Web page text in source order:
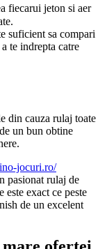
fiecarui jeton si aer
suficient sa compari
te indrepta catre
din cauza rulaj toate
un bun obtine
jocuri.ro/
pasionat rulaj de
exact ce peste
de un excelent